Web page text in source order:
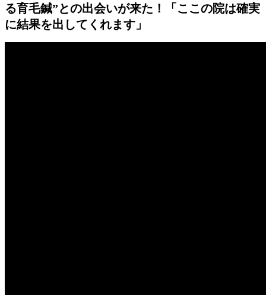
る育毛鍼”との出会いが来た！「ここの院は確実
に結果を出してくれます」